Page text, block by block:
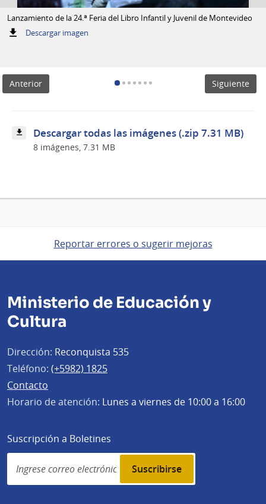
Lanzamiento de la 24.ª Feria del Libro Infantil y Juvenil de Montevideo
Descargar imagen:
Juvenil
de
Anterior Siguiente
Descargar todas las imágenes (.zip 7.31 MB)
8 imágenes, 7.31 MB
Reportar errores o sugerir mejoras
Ministerio de Educación y
Cultura
Dirección: Reconquista 535
Teléfono: (+5982) 1825
Contacto
Horario de atención: Lunes a viernes de 10:00 a 16:00
Suscripción a Boletines
Simplenews
subscription